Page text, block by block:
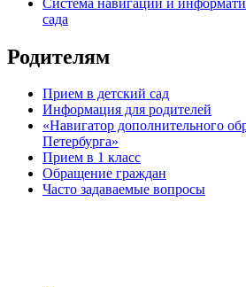
сада
Родителям
Прием в детский сад
Информация для родителей
«Навигатор дополнительного
Петербурга»
Прием в 1 класс
Обращение граждан
Часто задаваемые вопросы